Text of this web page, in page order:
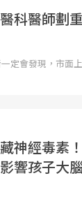
科醫師劃
定會發現，市面
神經毒素
響孩子大
康管理的重